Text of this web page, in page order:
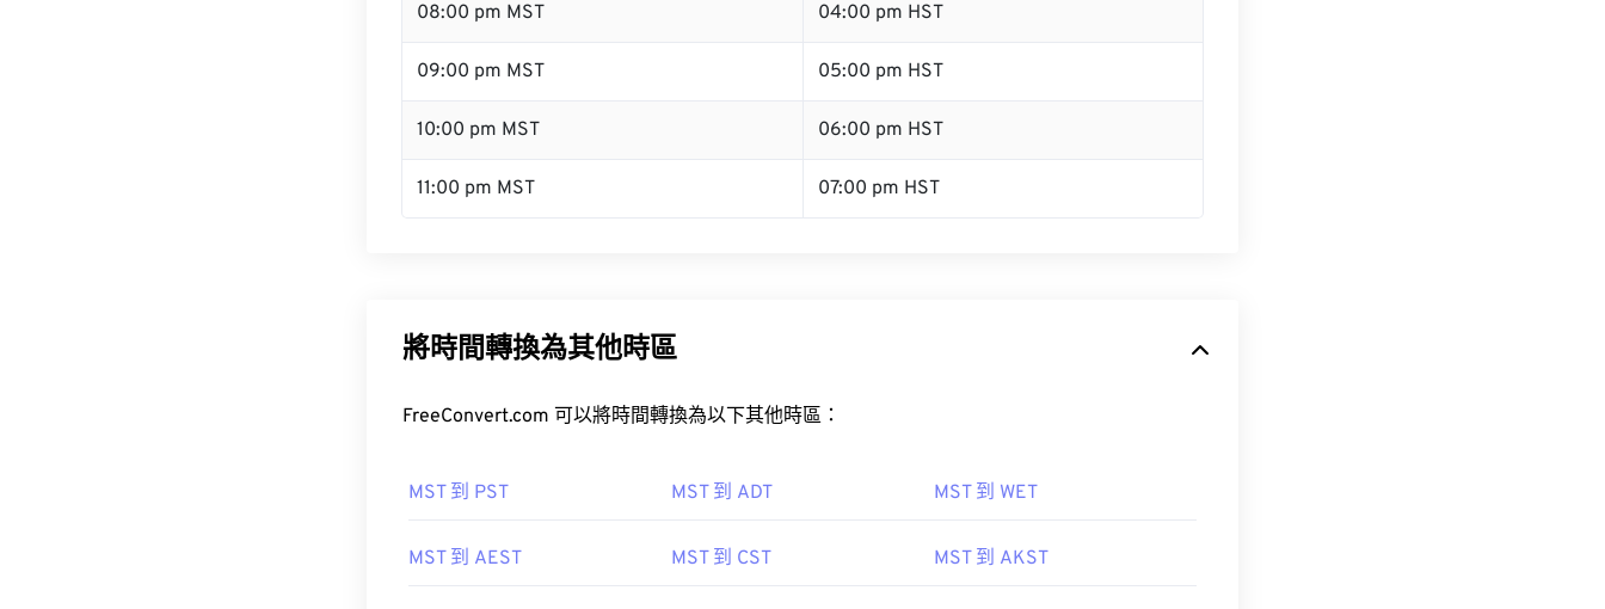
08:00 pm MST 04:00 pm HST
09:00 pm MST 05:00 pm HST
10:00 pm MST 06:00 pm HST
11:00 pm MST 07:00 pm HST
將時間轉換為其他時區
FreeConvert.com 可以將時間轉換為以下其他時區：
MST 到 PST MST 到 ADT MST 到 WET
MST 到 AEST MST 到 CST MST 到 AKST